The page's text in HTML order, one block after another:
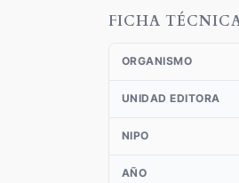
FICHA
ORGANISMO
UNIDAD EDITORA
NIPO
AÑO